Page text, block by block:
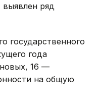
выявлен ряд
государственного
года
16 —
на общую